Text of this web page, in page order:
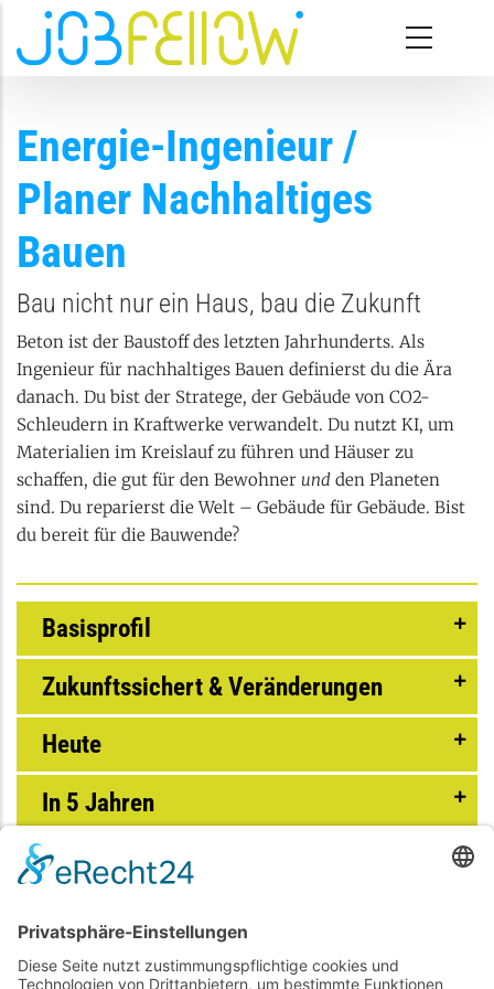
Direkt zum Inhalt
Energie-Ingenieur /
Planer Nachhaltiges
Bauen
Bau nicht nur ein Haus, bau die Zukunft
Beton ist der Baustoff des letzten Jahrhunderts. Als
Ingenieur für nachhaltiges Bauen definierst du die Ära
danach. Du bist der Stratege, der Gebäude von CO2-
Schleudern in Kraftwerke verwandelt. Du nutzt KI, um
Materialien im Kreislauf zu führen und Häuser zu
schaffen, die gut für den Bewohner und den Planeten
sind. Du reparierst die Welt – Gebäude für Gebäude. Bist
du bereit für die Bauwende?
Basisprofil
Zukunftssichert & Veränderungen
Heute
In 5 Jahren
In 10 Jahren
Anschließende Weiterentwicklung
Dieser Beruf ist perfekt für dich, wenn du: